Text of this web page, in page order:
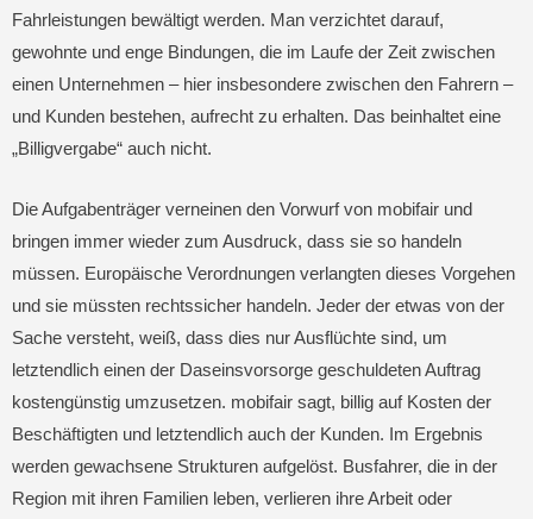
Fahrleistungen bewältigt werden. Man verzichtet darauf,
gewohnte und enge Bindungen, die im Laufe der Zeit zwischen
einen Unternehmen – hier insbesondere zwischen den Fahrern –
und Kunden bestehen, aufrecht zu erhalten. Das beinhaltet eine
„Billigvergabe“ auch nicht.
Die Aufgabenträger verneinen den Vorwurf von mobifair und
bringen immer wieder zum Ausdruck, dass sie so handeln
müssen. Europäische Verordnungen verlangten dieses Vorgehen
und sie müssten rechtssicher handeln. Jeder der etwas von der
Sache versteht, weiß, dass dies nur Ausflüchte sind, um
letztendlich einen der Daseinsvorsorge geschuldeten Auftrag
kostengünstig umzusetzen. mobifair sagt, billig auf Kosten der
Beschäftigten und letztendlich auch der Kunden. Im Ergebnis
werden gewachsene Strukturen aufgelöst. Busfahrer, die in der
Region mit ihren Familien leben, verlieren ihre Arbeit oder